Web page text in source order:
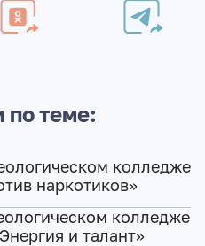
по теме:
колледже
наркотиков»
колледже
и талант»